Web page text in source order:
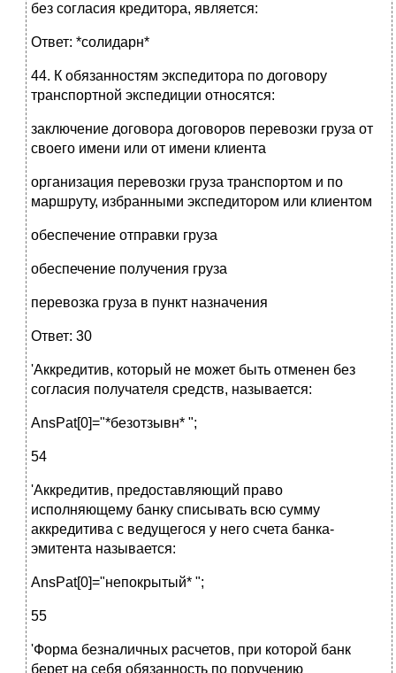
без согласия кредитора, является:
Ответ: *солидарн*
44. К обязанностям экспедитора по договору
транспортной экспедиции относятся:
заключение договора договоров перевозки груза от
своего имени или от имени клиента
организация перевозки груза транспортом и по
маршруту, избранными экспедитором или клиентом
обеспечение отправки груза
обеспечение получения груза
перевозка груза в пункт назначения
Ответ: 30
'Аккредитив, который не может быть отменен без
согласия получателя средств, называется:
AnsPat[0]="*безотзывн* ";
54
'Аккредитив, предоставляющий право
исполняющему банку списывать всю сумму
аккредитива с ведущегося у него счета банка-
эмитента называется:
AnsPat[0]="непокрытый* ";
55
'Форма безналичных расчетов, при которой банк
берет на себя обязанность по поручению